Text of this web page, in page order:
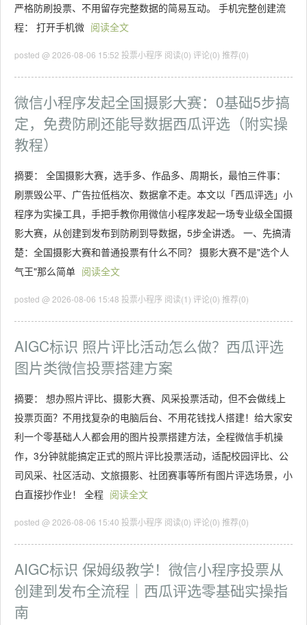
严格防刷投票、不用留存完整数据的简易互动。 手机完整创建流
程： 打开手机微 阅读全文
posted @ 2026-08-06 15:52 投票小程序 阅读(0) 评论(0) 推荐(0)
微信小程序发起全国摄影大赛：0基础5步搞
定，免费防刷还能导数据西瓜评选（附实操
教程）
摘要： 全国摄影大赛，选手多、作品多、周期长，最怕三件事：
刷票毁公平、广告拉低档次、数据拿不走。本文以「西瓜评选」小
程序为实操工具，手把手教你用微信小程序发起一场专业级全国摄
影大赛，从创建到发布到防刷到导数据，5步全讲透。 一、先搞清
楚：全国摄影大赛和普通投票有什么不同？ 摄影大赛不是"选个人
气王"那么简单 阅读全文
posted @ 2026-08-06 15:48 投票小程序 阅读(1) 评论(0) 推荐(0)
AIGC标识 照片评比活动怎么做？西瓜评选
图片类微信投票搭建方案
摘要： 想办照片评比、摄影大赛、风采投票活动，但不会做线上
投票页面？不用找复杂的电脑后台、不用花钱找人搭建！给大家安
利一个零基础人人都会用的图片投票搭建方法，全程微信手机操
作，3分钟就能搞定正式的照片评比投票活动，适配校园评比、公
司风采、社区活动、文旅摄影、社团赛事等所有图片评选场景，小
白直接抄作业！ 全程 阅读全文
posted @ 2026-08-06 15:40 投票小程序 阅读(0) 评论(0) 推荐(0)
AIGC标识 保姆级教学！微信小程序投票从
创建到发布全流程｜西瓜评选零基础实操指
南